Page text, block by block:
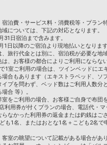
宿泊費・サービス料・消費税等・プラン
については、下記の対応となります。
31日宿泊まで含みます。
1日以降のご宿泊より現地払いとなります
旅行代金とは別に、宿泊税が必要な地
は、お客様の都合によりご利用にならな
1室ご利用の場合は、ツインベッドに
場合もあります（エキストラベッド、ソ
イプを問わず、ベッド数はご利用人数
合 等）。
室をご利用の場合、お客様ご自身で布団
利用券が付くプランの場合、電話代・
なかった利用券の返金または釣銭はご
も1名、またはおとな1名＋こども2名
客室の眺望について記載がある場合が